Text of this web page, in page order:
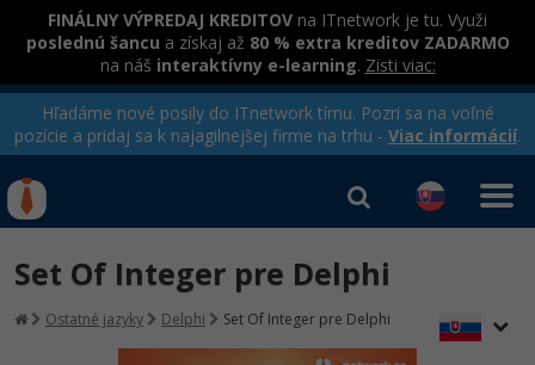
FINÁLNY VÝPREDAJ KREDITOV na ITnetwork je tu. Využi
poslednú šancu a získaj až 80 % extra kreditov ZADARMO
na náš interaktívny e-learning. Zisti viac:
Hľadáme nové posily do ITnetwork tímu. Pozri sa na voľné
pozície a pridaj sa k najagilnejšej firme na trhu - Viac informácií.
Rekvalifikačné kurzy
hradené úradom práce
Kurzy programovania
Prihlásiť sa |Registrovať
Set Of Integer pre Delphi
Ostatné jazyky Delphi Set Of Integer pre Delphi